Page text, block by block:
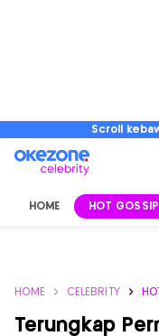
Scroll
HOME HOT GOSSIP
HOME CELEBRITY
Terungkap